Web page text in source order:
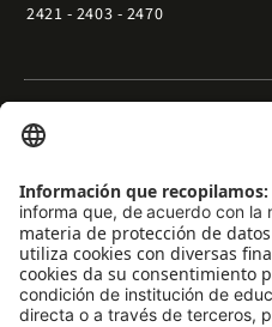
2421 - 2403 - 2470
Enlaces rápidos
Trabaje con nosotrosarrow_outward
Emergenciasarrow_outward
Preguntas frecuentesarrow_outward